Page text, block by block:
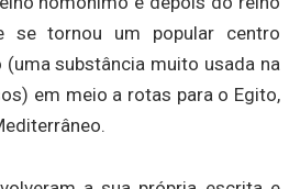
se tornou um popular centro
substância muito usada na
em meio a rotas para o Egito,